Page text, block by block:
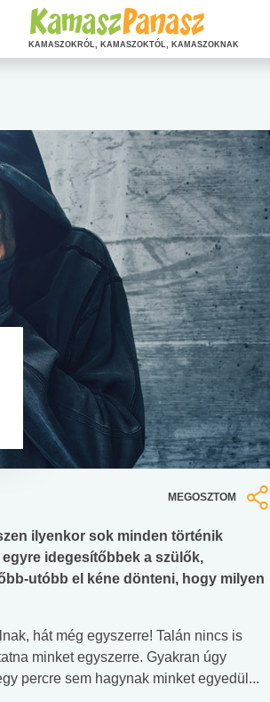
MEGOSZTOM
ilyenkor sok minden történik
idegesítőbbek a szülők,
utóbb el kéne dönteni, hogy milyen
hát még egyszerre! Talán nincs is
minket egyszerre. Gyakran úgy
percre sem hagynak minket egyedül...
KAMASZOKRÓL, KAMASZOKTÓL, KAMASZOKNAK